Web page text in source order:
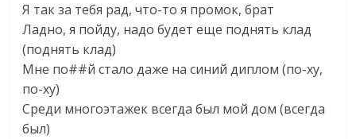
Я так за тебя рад, что-то я промок, брат
Ладно, я пойду, надо будет еще поднять клад
(поднять клад)
Мне по##й стало даже на синий диплом (по-ху,
по-ху)
Среди многоэтажек всегда был мой дом (всегда
был)